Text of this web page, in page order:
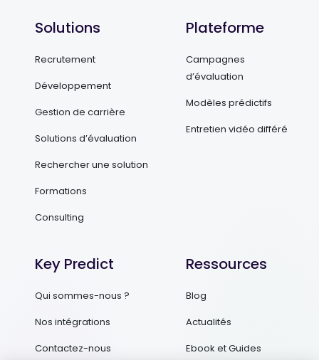
Solutions
Recrutement
Développement
Gestion de carrière
Solutions d’évaluation
Rechercher une solution
Formations
Consulting
Plateforme
Campagnes
d’évaluation
Modèles prédictifs
Entretien vidéo différé
Key Predict
Qui sommes-nous ?
Nos intégrations
Contactez-nous
Ressources
Blog
Actualités
Ebook et Guides